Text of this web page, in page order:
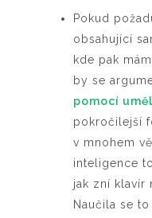
Pokud
obsahující
kde pak
by se
pomocí
pokročilejší
v mnohem
inteligence
jak zní klavír
Naučila se